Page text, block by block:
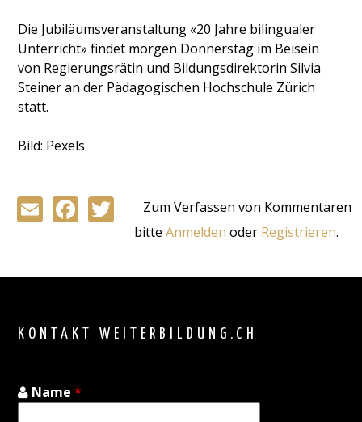
Die Jubiläumsveranstaltung «20 Jahre bilingualer
Unterricht» findet morgen Donnerstag im Beisein
von Regierungsrätin und Bildungsdirektorin Silvia
Steiner an der Pädagogischen Hochschule Zürich
statt.
Bild: Pexels
EmailFacebook
Twitter
Zum Verfassen von Kommentaren
bitte Anmelden oder Registrieren.
KONTAKT WEITERBILDUNG.CH
Name*